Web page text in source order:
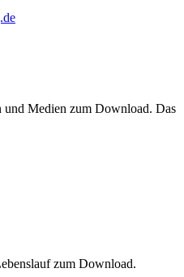
Medien zum Download. Das
zum Download.